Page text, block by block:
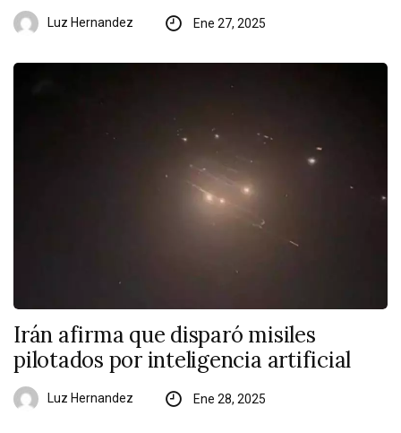
Luz Hernandez Ene 27, 2025
Irán afirma que disparó misiles
pilotados por inteligencia artificial
Luz Hernandez Ene 28, 2025